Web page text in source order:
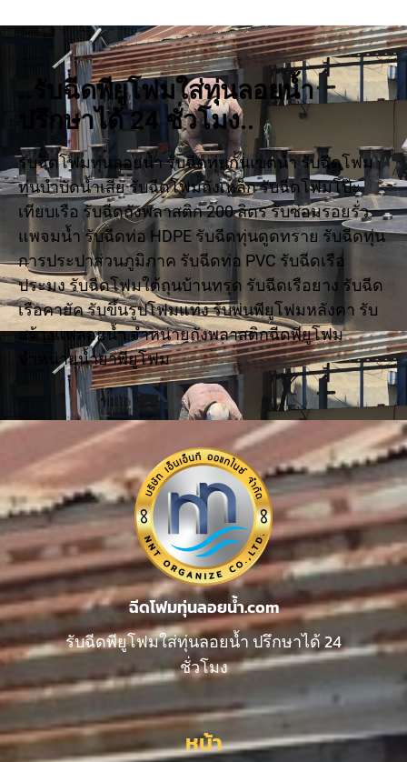
..รับฉีดพียูโฟมใส่ทุ่นลอยน้ำ
ปรึกษาได้ 24 ชั่วโมง..
รับฉีดโฟมทุ่นลอยน้ำ รับฉีดทุ่นกั้นเขตน้ำ รับฉีดโฟม
ทุ่นบำบัดน้ำเสีย รับฉีดโฟมถังเหล็ก รับฉีดโฟมโป๊ะ
เทียบเรือ รับฉีดถังพลาสติก 200 ลิตร รับซ่อมรอยรั่ว
แพจมน้ำ รับฉีดท่อ HDPE รับฉีดทุ่นดูดทราย รับฉีดทุ่น
การประปาส่วนภูมิภาค รับฉีดท่อ PVC รับฉีดเรือ
ประมง รับฉีดโฟมใต้ถุนบ้านทรุด รับฉีดเรือยาง รับฉีด
เรือคายัค รับขึ้นรูปโฟมแท่ง รับพ่นพียูโฟมหลังคา รับ
สร้างแพลอยน้ำ จำหน่ายถังพลาสติกฉีดพียูโฟม
จำหน่ายน้ำยาพียูโฟม
ฉีดโฟมทุ่นลอยน้ำ.com
รับฉีดพียูโฟมใส่ทุ่นลอยน้ำ ปรึกษาได้ 24
ชั่วโมง
หน้า